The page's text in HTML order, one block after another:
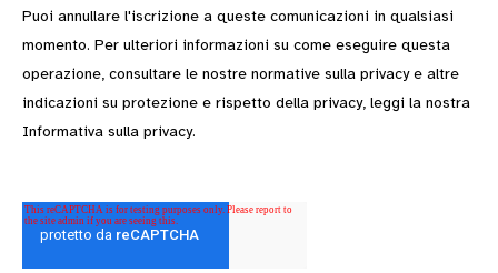
Puoi annullare l'iscrizione a queste comunicazioni in qualsiasi
momento. Per ulteriori informazioni su come eseguire questa
operazione, consultare le nostre normative sulla privacy e altre
indicazioni su protezione e rispetto della privacy, leggi la nostra
Informativa sulla privacy.